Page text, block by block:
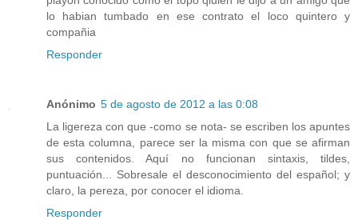
lo habian tumbado en ese contrato el loco quintero y
compañia
Responder
Anónimo 5 de agosto de 2012 a las 0:08
La ligereza con que -como se nota- se escriben los apuntes
de esta columna, parece ser la misma con que se afirman
sus contenidos. Aquí no funcionan sintaxis, tildes,
puntuación... Sobresale el desconocimiento del español; y
claro, la pereza, por conocer el idioma.
Responder